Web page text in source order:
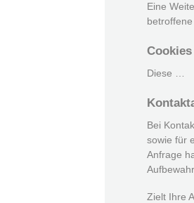
Eine
Cookies
Diese …
Bei
sowie für
Anfrage
Zielt Ihre